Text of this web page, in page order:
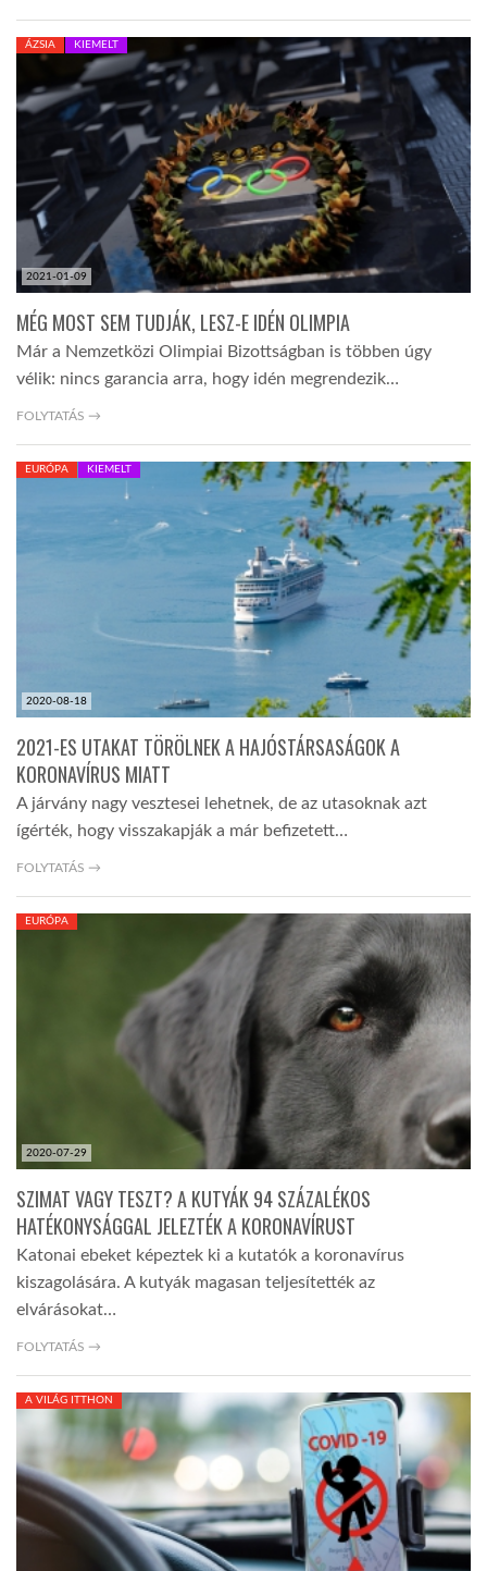
2021-01-09
ÁZSIA KIEMELT
MÉG MOST SEM TUDJÁK, LESZ-E IDÉN OLIMPIA
Már a Nemzetközi Olimpiai Bizottságban is többen úgy
vélik: nincs garancia arra, hogy idén megrendezik…
FOLYTATÁS →
2020-08-18
EURÓPA KIEMELT
2021-ES UTAKAT TÖRÖLNEK A HAJÓSTÁRSASÁGOK A
KORONAVÍRUS MIATT
A járvány nagy vesztesei lehetnek, de az utasoknak azt
ígérték, hogy visszakapják a már befizetett…
FOLYTATÁS →
2020-07-29
EURÓPA
SZIMAT VAGY TESZT? A KUTYÁK 94 SZÁZALÉKOS
HATÉKONYSÁGGAL JELEZTÉK A KORONAVÍRUST
Katonai ebeket képeztek ki a kutatók a koronavírus
kiszagolására. A kutyák magasan teljesítették az
elvárásokat…
FOLYTATÁS →
A VILÁG ITTHON